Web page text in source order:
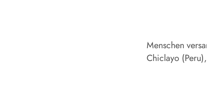
Menschen
Chiclayo